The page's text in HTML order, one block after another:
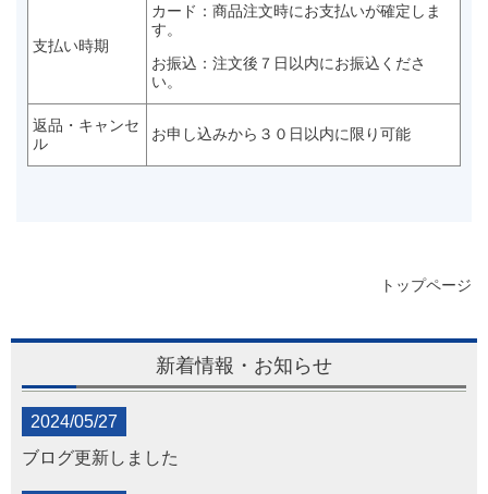
支払い時期
カード：商品注文時にお支払いが確定しま
す。
お振込：注文後７日以内にお振込くださ
い。
返品・キャンセ
ル
お申し込みから３０日以内に限り可能
トップページ
新着情報・お知らせ
2024/05/27
ブログ更新しました